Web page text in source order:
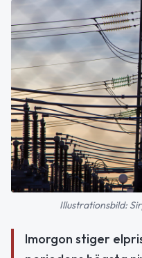
Illustrationsbild:
Imorgon stiger